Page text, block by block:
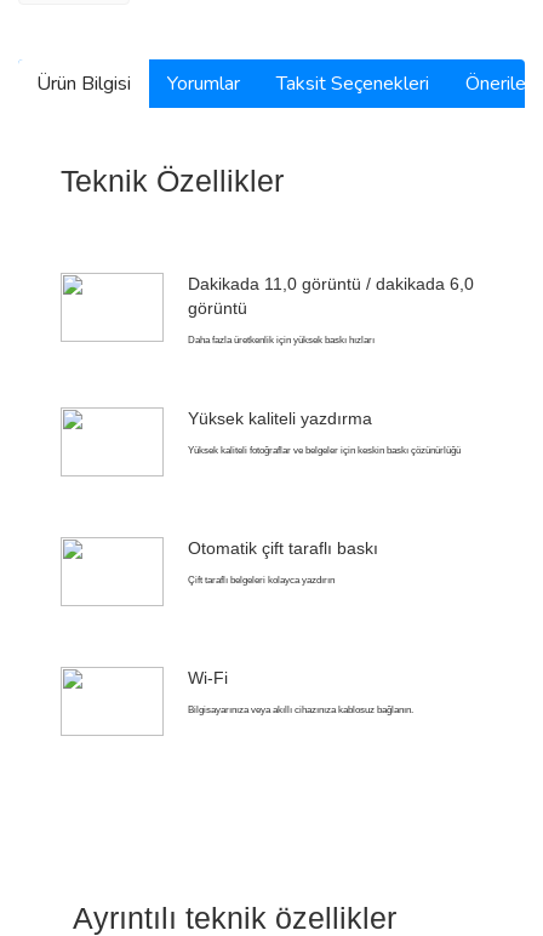
Ürün Bilgisi Yorumlar Taksit Seçenekleri
Teknik Özellikler
Dakikada 11,0 görüntü / dakikada 6,0
görüntü
Daha fazla üretkenlik için yüksek baskı hızları
Yüksek kaliteli yazdırma
Yüksek kaliteli fotoğraflar ve belgeler için keskin baskı çözünürlüğü
Otomatik çift taraflı baskı
Çift taraflı belgeleri kolayca yazdırın
Wi-Fi
Bilgisayarınıza veya akıllı cihazınıza kablosuz bağlanın.
Ayrıntılı teknik özellikler